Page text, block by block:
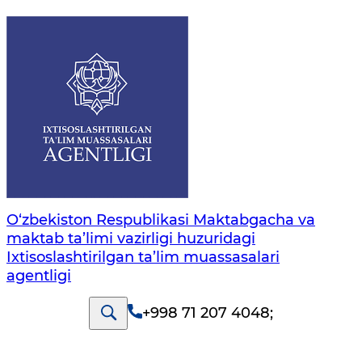
O‘zbekiston Respublikasi Maktabgacha va
maktab ta’limi vazirligi huzuridagi
Ixtisoslashtirilgan ta’lim muassasalari
agentligi
+998 71 207 4048;